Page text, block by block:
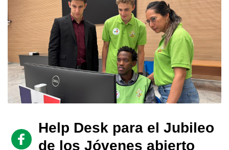
Help Desk para el Jubileo
de los Jóvenes abierto